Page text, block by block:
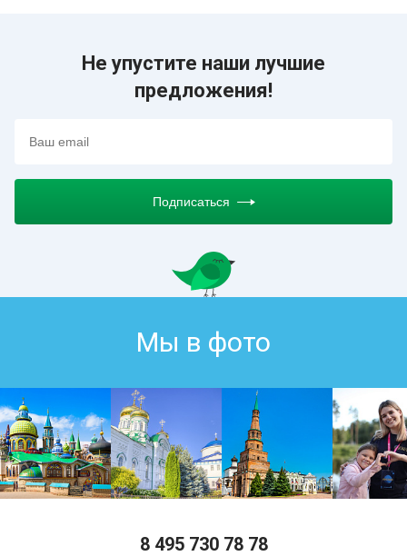
Не упустите наши лучшие
предложения!
Подписаться
Мы в фото
8 495 730 78 78